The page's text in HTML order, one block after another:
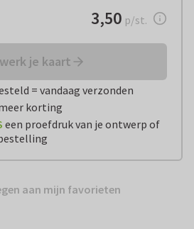
€ 3,50per stuk
3,50 p/st.
je kaart
= vandaag verzonden
korting
een proefdruk van je ontwerp of
aan mijn favorieten